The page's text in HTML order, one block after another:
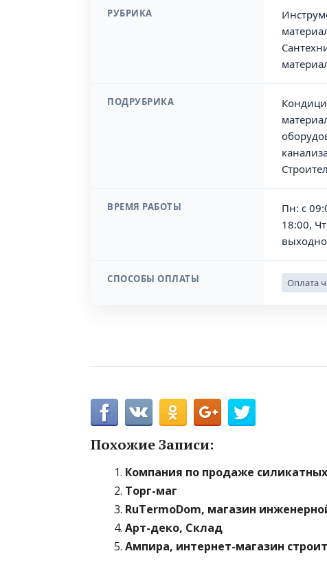
РУБРИКА
ПОДРУБРИКА
ВРЕМЯ РАБОТЫ
Пн: с
18:00,
СПОСОБЫ ОПЛАТЫ Оплата
Похожие Записи:
Компания по продаже
Торг-маг
RuTermoDom, магазин
Арт-деко, Склад
Ампира, интернет-магазин